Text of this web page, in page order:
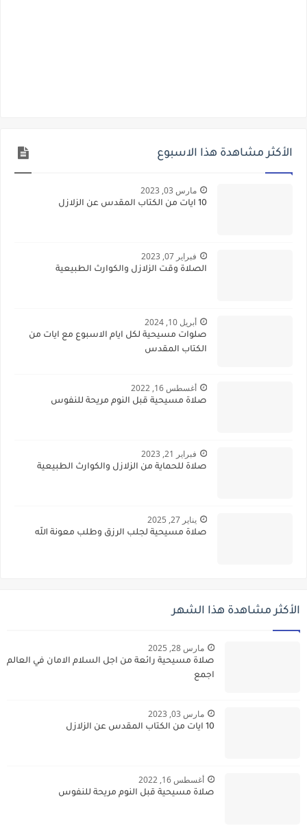
الأكثر مشاهدة هذا الاسبوع
مارس 03, 2023
10 ايات من الكتاب المقدس عن الزلازل
فبراير 07, 2023
الصلاة وقت الزلازل والكوارث الطبيعية
أبريل 10, 2024
صلوات مسيحية لكل ايام الاسبوع مع ايات من
الكتاب المقدس
أغسطس 16, 2022
صلاة مسيحية قبل النوم مريحة للنفوس
فبراير 21, 2023
صلاة للحماية من الزلازل والكوارث الطبيعية
يناير 27, 2025
صلاة مسيحية لجلب الرزق وطلب معونة الله
الأكثر مشاهدة هذا الشهر
مارس 28, 2025
صلاة مسيحية رائعة من اجل السلام الامان في العالم
اجمع
مارس 03, 2023
10 ايات من الكتاب المقدس عن الزلازل
أغسطس 16, 2022
صلاة مسيحية قبل النوم مريحة للنفوس